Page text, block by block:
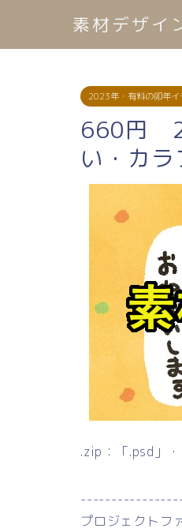
素材デザイ
2023年・有料の卯年
660円
い・カラ
.zip：「.psd」
プロジェクトフ